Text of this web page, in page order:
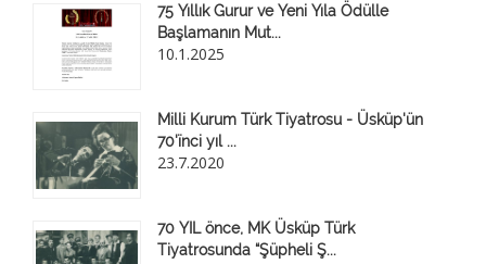
75 Yıllık Gurur ve Yeni Yıla Ödülle
Başlamanın Mut...
10.1.2025
Milli Kurum Türk Tiyatrosu - Üsküp'ün
70'ïnci yıl ...
23.7.2020
70 YIL önce, MK Üsküp Türk
Tiyatrosunda “Şüpheli Ş...